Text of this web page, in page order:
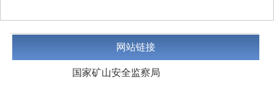
网站链接
国家矿山安全监察局